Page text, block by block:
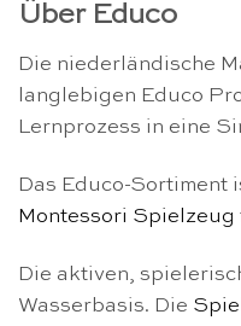
Über Educo
Die niederländische
langlebigen Educo
Lernprozess in eine
Das Educo-
Montessori Spielzeug
Die aktiven,
Wasserbasis. Die